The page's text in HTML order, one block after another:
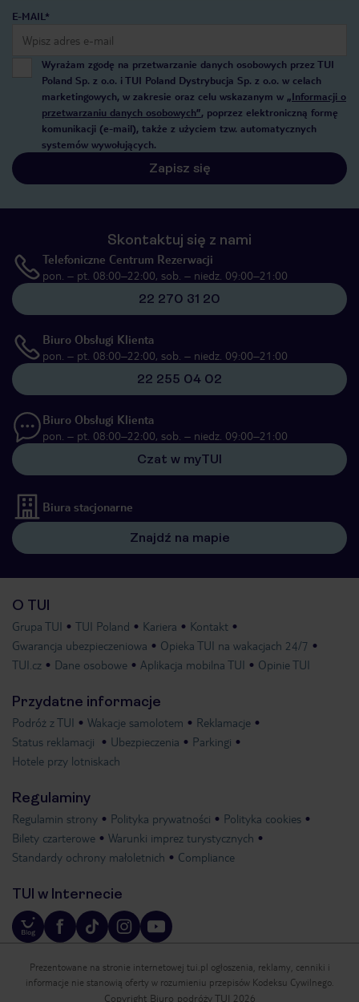
E-MAIL*
Wyrażam zgodę na przetwarzanie danych osobowych przez TUI
Poland Sp. z o.o. i TUI Poland Dystrybucja Sp. z o.o. w celach
marketingowych, w zakresie oraz celu wskazanym w „Informacji o
przetwarzaniu danych osobowych”, poprzez elektroniczną formę
komunikacji (e-mail), także z użyciem tzw. automatycznych
systemów wywołujących.
Zapisz się
Skontaktuj się z nami
Telefoniczne Centrum Rezerwacji
pon. – pt. 08:00–22:00, sob. – niedz. 09:00–21:00
22 270 31 20
Biuro Obsługi Klienta
pon. – pt. 08:00–22:00, sob. – niedz. 09:00–21:00
22 255 04 02
Biuro Obsługi Klienta
pon. – pt. 08:00–22:00, sob. – niedz. 09:00–21:00
Czat w myTUI
Biura stacjonarne
Znajdź na mapie
O TUI
Grupa TUI TUI Poland Kariera
Kontakt
Gwarancja ubezpieczeniowa
Opieka TUI na wakacjach 24/7
TUI.cz
Dane osobowe Aplikacja mobilna TUI Opinie TUI
Przydatne informacje
Podróż z TUI Wakacje samolotem
Reklamacje
Status reklamacji
Ubezpieczenia
Parkingi
Hotele przy lotniskach
Regulaminy
Regulamin strony Polityka prywatności
Polityka cookies
Bilety czarterowe
Warunki imprez turystycznych
Standardy ochrony małoletnich
Compliance
TUI w Internecie
Prezentowane na stronie internetowej tui.pl ogłoszenia, reklamy, cenniki i
informacje nie stanowią oferty w rozumieniu przepisów Kodeksu Cywilnego.
Copyright Biuro podróży TUI 2026